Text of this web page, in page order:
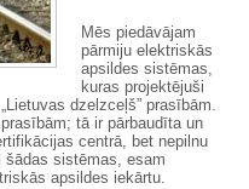
Mēs piedāvājam
pārmiju elektriskās
apsildes sistēmas,
kuras projektējuši
dzelzceļš” prasībām.
tā ir pārbaudīta un
centrā, bet nepilnu
sistēmas, esam
apsildes iekārtu.